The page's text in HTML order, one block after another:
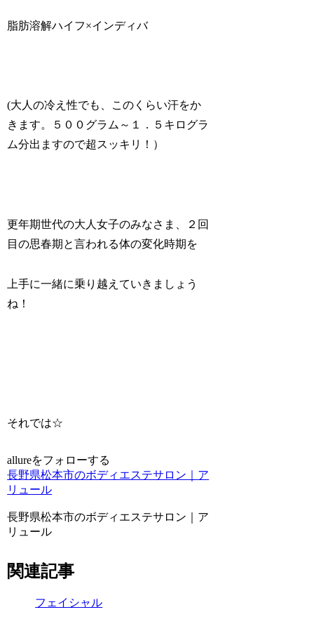
脂肪溶解ハイフ×インディバ
(大人の冷え性でも、このくらい汗をか
きます。５００グラム～１．５キログラ
ム分出ますので超スッキリ！）
更年期世代の大人女子のみなさま、２回
目の思春期と言われる体の変化時期を
上手に一緒に乗り越えていきましょう
ね！
それでは☆
allureをフォローする
長野県松本市のボディエステサロン｜ア
リュール
長野県松本市のボディエステサロン｜ア
リュール
関連記事
フェイシャル